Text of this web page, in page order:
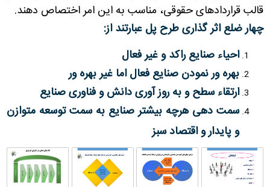
قالب قراردادهای حقوقی، مناسب به این امر اختصاص دهند.
چهار ضلع اثر گذاری طرح پل عبارتند از:
احیاء صنایع راکد و غیر فعال
بهره ور نمودن صنایع فعال اما غیر بهره ور
ارتقاء سطح و به روز آوری دانش و فناوری صنایع
سمت دهی هرچه بیشتر صنایع به سمت توسعه متوازن
و پایدار و اقتصاد سبز